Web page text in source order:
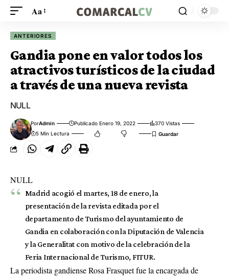
Aa
ANTERIORES
Gandia pone en valor todos los
atractivos turísticos de la ciudad
a través de una nueva revista
NULL
PorAdmin Publicado Enero 19, 2022
370 Vistas
5 Min Lectura
NULL
Madrid acogió el martes, 18 de enero, la
presentación de la revista editada por el
departamento de Turismo del ayuntamiento de
Gandia en colaboración con la Diputación de Valencia
y la Generalitat con motivo de la celebración de la
Feria Internacional de Turismo, FITUR.
La periodista gandiense Rosa Frasquet fue la encargada de